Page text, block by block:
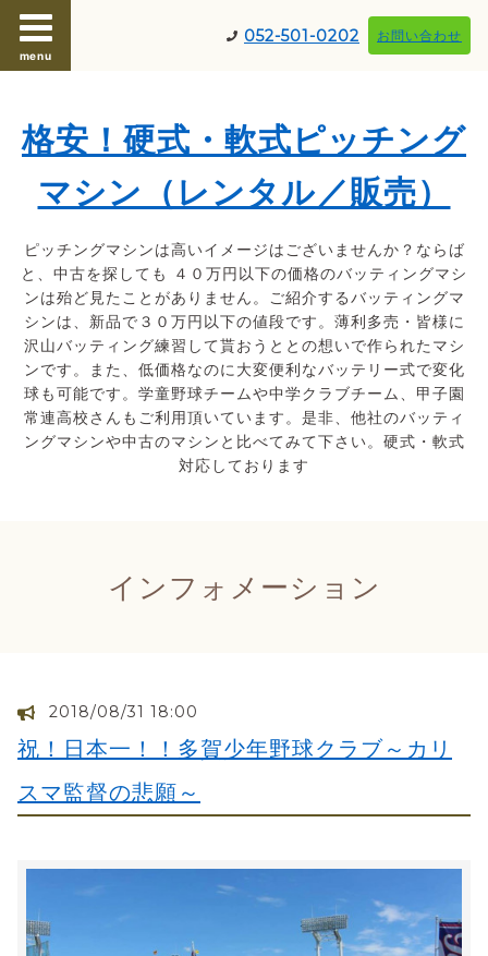
menu
052-501-0202 お問い合わせ
格安！硬式・軟式ピッチング
マシン（レンタル／販売）
ピッチングマシンは高いイメージはございませんか？ならば
と、中古を探しても ４０万円以下の価格のバッティングマシ
ンは殆ど見たことがありません。ご紹介するバッティングマ
シンは、新品で３０万円以下の値段です。薄利多売・皆様に
沢山バッティング練習して貰おうととの想いで作られたマシ
ンです。また、低価格なのに大変便利なバッテリー式で変化
球も可能です。学童野球チームや中学クラブチーム、甲子園
常連高校さんもご利用頂いています。是非、他社のバッティ
ングマシンや中古のマシンと比べてみて下さい。硬式・軟式
対応しております
インフォメーション
2018/08/31 18:00
祝！日本一！！多賀少年野球クラブ～カリ
スマ監督の悲願～